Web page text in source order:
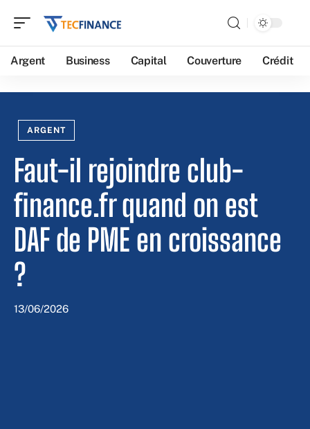
Argent Business Capital Couverture Crédit
ARGENT
Faut-il rejoindre club-
finance.fr quand on est
DAF de PME en croissance
?
13/06/2026